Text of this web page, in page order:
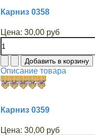
Карниз 0358
Цена: 30,00 руб
Описание товара
Карниз 0359
Цена: 30,00 руб